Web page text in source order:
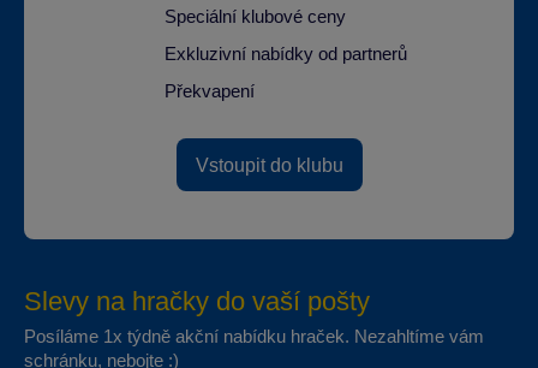
Speciální klubové ceny
Exkluzivní nabídky od partnerů
Překvapení
Vstoupit do klubu
Slevy na hračky do vaší pošty
Posíláme 1x týdně akční nabídku hraček. Nezahltíme vám
schránku, nebojte :)